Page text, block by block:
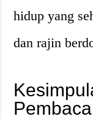
hidup yang
dan rajin